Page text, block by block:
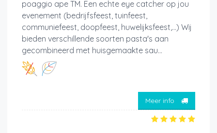
poaggio ape TM. Een echte eye catcher op jou
evenement (bedrijfsfeest, tuinfeest,
communiefeest, doopfeest, huwelijksfeest,...) Wij
bieden verschillende soorten pasta's aan
gecombineerd met huisgemaakte sau...
Meer info